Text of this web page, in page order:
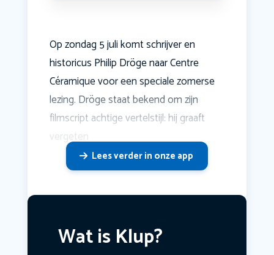
Op zondag 5 juli komt schrijver en
historicus Philip Dröge naar Centre
Céramique voor een speciale zomerse
lezing. Dröge staat bekend om zijn
filmscript achtige vertelstijl: hij graaft
vergeten
Lees verder in onze app
Wat is Klup?